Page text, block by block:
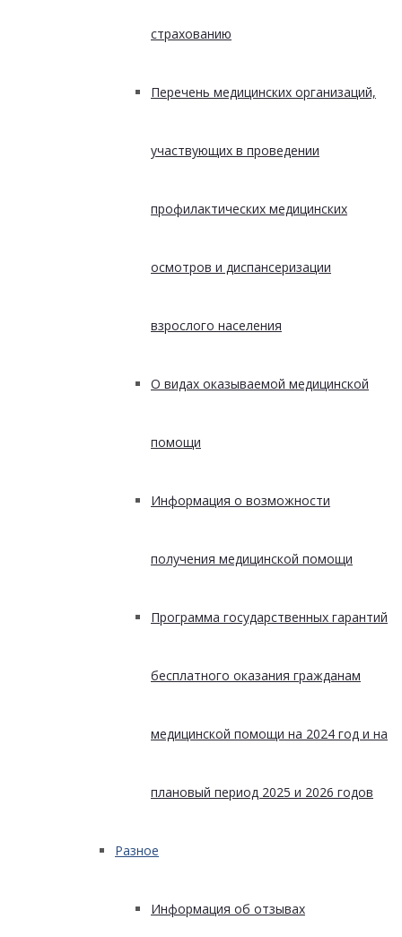
страхованию
Перечень медицинских организаций,
участвующих в проведении
профилактических медицинских
осмотров и диспансеризации
взрослого населения
О видах оказываемой медицинской
помощи
Информация о возможности
получения медицинской помощи
Программа государственных гарантий
бесплатного оказания гражданам
медицинской помощи на 2024 год и на
плановый период 2025 и 2026 годов
Разное
Информация об отзывах